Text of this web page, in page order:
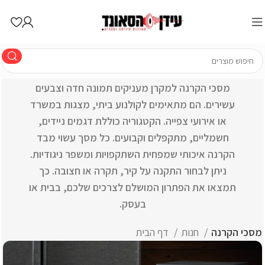
מסכי הקרנה למקרן מעניקים תמונה חדה וצבעים
עשירים. הם מתאימים לקולנוע ביתי, מצגות במשרד
או אירועי צפייה. הקטגוריה כוללת דגמים ניידים,
חשמליים, מתקפלים וקבועים. כל מסך עשוי מבד
הקרנה איכותי שמפחית השתקפויות ומשפר ניגודיות.
ניתן לבחור התקנה על קיר, תקרה או חצובה. כך
תמצאו את הפתרון המושלם לצרכים שלכם, בבית או
בעסק.
מסכי הקרנה